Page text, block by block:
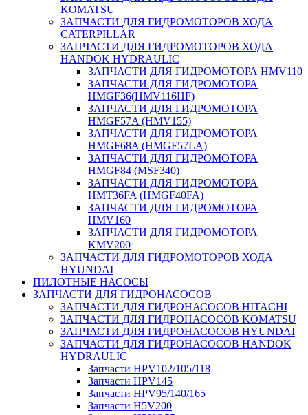
KOMATSU
ЗАПЧАСТИ ДЛЯ ГИДРОМОТОРОВ ХОДА
CATERPILLAR
ЗАПЧАСТИ ДЛЯ ГИДРОМОТОРОВ ХОДА
HANDOK HYDRAULIC
ЗАПЧАСТИ ДЛЯ ГИДРОМОТОРА HMV110
ЗАПЧАСТИ ДЛЯ ГИДРОМОТОРА
HMGF36(HMV116HF)
ЗАПЧАСТИ ДЛЯ ГИДРОМОТОРА
HMGF57A (HMV155)
ЗАПЧАСТИ ДЛЯ ГИДРОМОТОРА
HMGF68A (HMGF57LA)
ЗАПЧАСТИ ДЛЯ ГИДРОМОТОРА
HMGF84 (MSF340)
ЗАПЧАСТИ ДЛЯ ГИДРОМОТОРА
HMT36FA (HMGF40FA)
ЗАПЧАСТИ ДЛЯ ГИДРОМОТОРА
HMV160
ЗАПЧАСТИ ДЛЯ ГИДРОМОТОРА
KMV200
ЗАПЧАСТИ ДЛЯ ГИДРОМОТОРОВ ХОДА
HYUNDAI
ПИЛОТНЫЕ НАСОСЫ
ЗАПЧАСТИ ДЛЯ ГИДРОНАСОСОВ
ЗАПЧАСТИ ДЛЯ ГИДРОНАСОСОВ HITACHI
ЗАПЧАСТИ ДЛЯ ГИДРОНАСОСОВ KOMATSU
ЗАПЧАСТИ ДЛЯ ГИДРОНАСОСОВ HYUNDAI
ЗАПЧАСТИ ДЛЯ ГИДРОНАСОСОВ HANDOK
HYDRAULIC
Запчасти HPV102/105/118
Запчасти HPV145
Запчасти HPV95/140/165
Запчасти H5V200